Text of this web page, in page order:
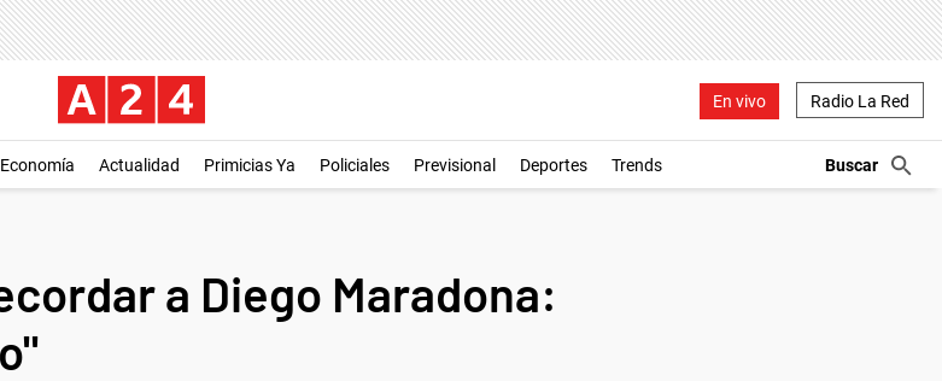
En vivo Radio La Red
Economía Actualidad Primicias Ya Policiales Previsional Deportes Trends
a Diego Maradona: